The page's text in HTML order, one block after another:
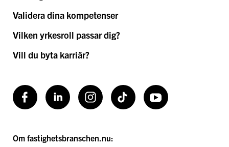
Validera dina kompetenser
Vilken yrkesroll passar dig?
Vill du byta karriär?
FacebookLinkedInInstagramTikToK Youtube
Om fastighetsbranschen.nu: